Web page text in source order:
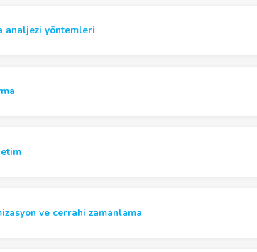
analjezi yöntemleri
ve cerrahi zamanlama